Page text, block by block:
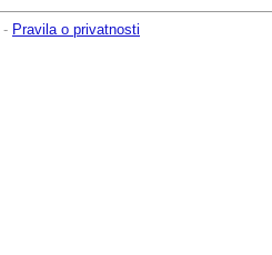
- Pravila o privatnosti